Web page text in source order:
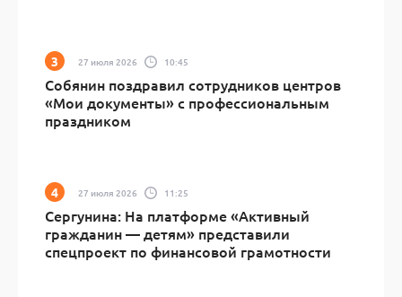
27 июля 2026 10:45
Собянин поздравил сотрудников центров
«Мои документы» с профессиональным
праздником
27 июля 2026 11:25
Сергунина: На платформе «Активный
гражданин — детям» представили
спецпроект по финансовой грамотности